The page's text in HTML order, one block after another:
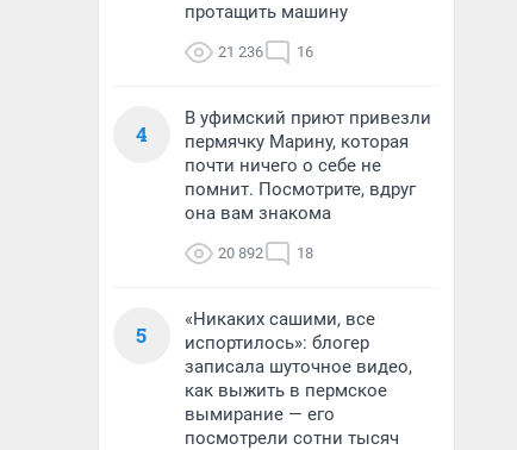
протащить машину
21 236 16
4
В уфимский приют привезли
пермячку Марину, которая
почти ничего о себе не
помнит. Посмотрите, вдруг
она вам знакома
20 892 18
5
«Никаких сашими, все
испортилось»: блогер
записала шуточное видео,
как выжить в пермское
вымирание — его
посмотрели сотни тысяч